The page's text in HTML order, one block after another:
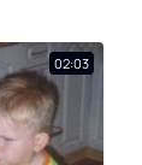
02:03